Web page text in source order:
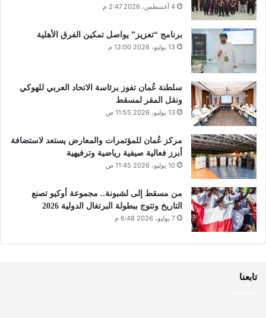
4 أغسطس، 2026 2:47 م
برنامج “تعزيز” يواصل تمكين الفرق الأهلية
13 يوليو، 2026 12:00 م
سلطنة عُمان تفوز برئاسة الاتحاد العربي للهوكي
ونقل المقر لمسقط
13 يوليو، 2026 11:55 ص
مركز عُمان للمؤتمرات والمعارض يستعد لاستضافة
أبرز فعالية صيفية رياضية وترفيهية
10 يوليو، 2026 11:45 ص
من مسقط إلى لشبونة.. مجموعة أوكيو تصنع
التاريخ وتتوج ببطولة البرتغال الدولية 2026
7 يوليو، 2026 6:48 م
تابعنا